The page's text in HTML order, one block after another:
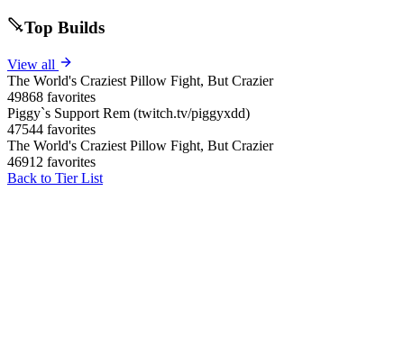
Top Builds
View all
The World's Craziest Pillow Fight, But Crazier
49868 favorites
Piggy`s Support Rem (twitch.tv/piggyxdd)
47544 favorites
The World's Craziest Pillow Fight, But Crazier
46912 favorites
Back to Tier List